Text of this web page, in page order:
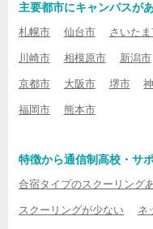
主要都市にキャンパスが
札幌市 仙台市 さいた
川崎市 相模原市 新潟市
京都市 大阪市 堺市
福岡市 熊本市
特徴から通信制高校・サ
合宿タイプのスクーリング
スクーリングが少ない ネ